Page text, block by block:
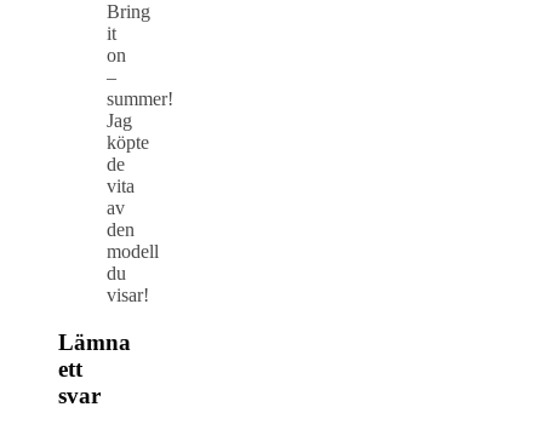
Bring
it
on
–
summer!
Jag
köpte
de
vita
av
den
modell
du
visar!
Lämna
ett
svar